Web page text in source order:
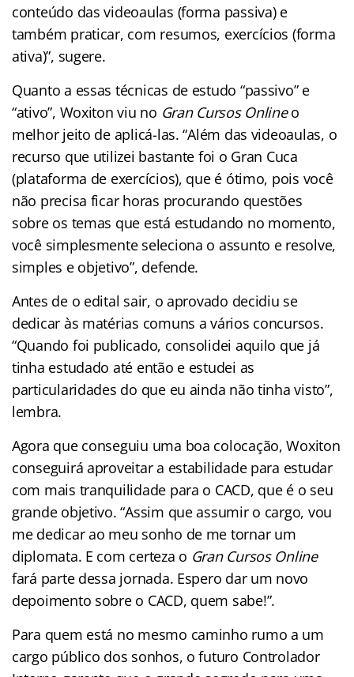
conteúdo das videoaulas (forma passiva) e
também praticar, com resumos, exercícios (forma
ativa)”, sugere.
Quanto a essas técnicas de estudo “passivo” e
“ativo”, Woxiton viu no Gran Cursos Onlineo
melhor jeito de aplicá-las. “Além das videoaulas, o
recurso que utilizei bastante foi o Gran Cuca
(plataforma de exercícios), que é ótimo, pois você
não precisa ficar horas procurando questões
sobre os temas que está estudando no momento,
você simplesmente seleciona o assunto e resolve,
simples e objetivo”, defende.
Antes de o edital sair, o aprovado decidiu se
dedicar às matérias comuns a vários concursos.
“Quando foi publicado, consolidei aquilo que já
tinha estudado até então e estudei as
particularidades do que eu ainda não tinha visto”,
lembra.
Agora que conseguiu uma boa colocação, Woxiton
conseguirá aproveitar a estabilidade para estudar
com mais tranquilidade para o CACD, que é o seu
grande objetivo. “Assim que assumir o cargo, vou
me dedicar ao meu sonho de me tornar um
diplomata. E com certeza o Gran Cursos Online
fará parte dessa jornada. Espero dar um novo
depoimento sobre o CACD, quem sabe!”.
Para quem está no mesmo caminho rumo a um
cargo público dos sonhos, o futuro Controlador